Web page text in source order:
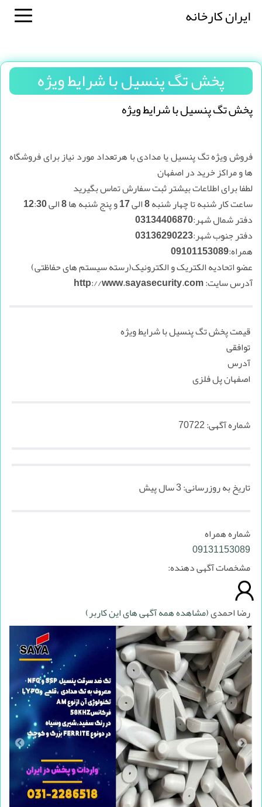
ایران کارخانه
پخش تگ پنسیل با شرایط ویژه
پخش تگ پنسیل با شرایط ویژه
فروش ویژه تگ پنسیل یا مدادی با هرتعداد مورد نیاز برای فروشگاه
ها و مراکز خرید در اصفهان
لطفا برای اطلاعات بیشتر ثبت سفارش تماس بگیرید
ساعت کار شنبه تا چهار شنبه 8 الی 17 و پنج شنبه ها 8 الی 12:30
دفتر شمال شهر:03134406870
دفتر جنوب شهر:03136290223
همراه:09101153089
عضو اتحادیه الکتریک و الکترونیک(رسته سیستم های حفاظتی)
آدرس سایت: http://www.sayasecurity.com
قیمت پخش تگ پنسیل با شرایط ویژه
توافقی
آدرس
اصفهان پل فلزی
شماره آگهی:70722
تاریخ به روزرسانی:3 سال پیش
شماره همراه
09131153089
مشخصات آگهی دهنده:
رضا احمدی(مشاهده همه آگهی های این کاربر)